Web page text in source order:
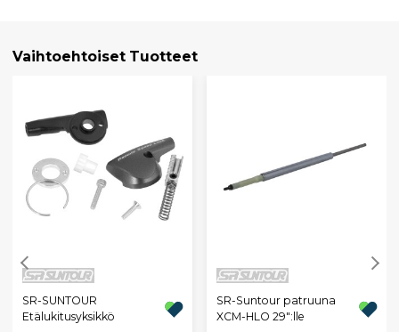
Vaihtoehtoiset Tuotteet
SR-SUNTOUR
Etälukitusyksikkö
SR-Suntour patruuna
XCM-HLO 29":lle